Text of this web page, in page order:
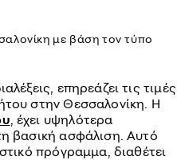
με βάση τον τύπο
επηρεάζει τις τιμές
στην Θεσσαλονίκη. Η
, έχει υψηλότερα
βασική ασφάλιση. Αυτό
πρόγραμμα, διαθέτει